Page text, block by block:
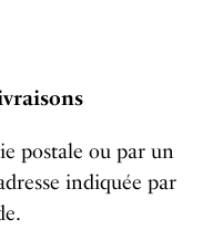
postale ou par un
indiquée par